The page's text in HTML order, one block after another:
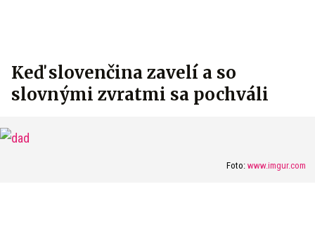
Keď slovenčina zavelí a so
slovnými zvratmi sa pochváli
Foto: www.imgur.com